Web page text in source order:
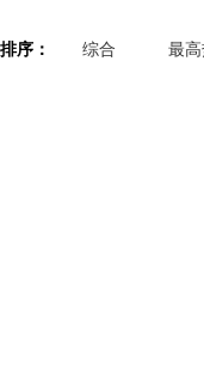
排序： 综合 最